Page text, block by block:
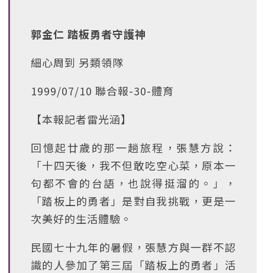
郭金仁 踏板勇者守護神
細心周到 另類領隊
1999/07/10 聯合報-30-體育
【本報記者雷光涵】
回憶起廿歲的那一趟旅程，張慧方說：
「十四天後，我不但敢吃空心菜，原本一
句都不會的台語，也說得挺溜的。」，
「踏板上的勇者」是對自我挑戰，更是一
次美好的生活體驗。
民國七十九年的暑假，張慧方與一群不認
識的人參加了第三屆「踏板上的勇者」活